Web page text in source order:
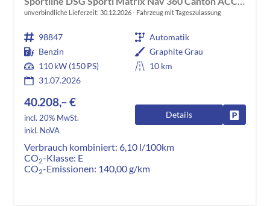
unverbindliche Lieferzeit: 30.12.2026 Fahrzeug mit Tageszulassung
98847
Automatik
Benzin
Graphite Grau
110 kW (150 PS)
10 km
31.07.2026
40.208,– €
incl. 20% MwSt.
inkl. NoVA
Details
Verbrauch kombiniert: 6,10 l/100km
CO2-Klasse: E
CO2-Emissionen: 140,00 g/km